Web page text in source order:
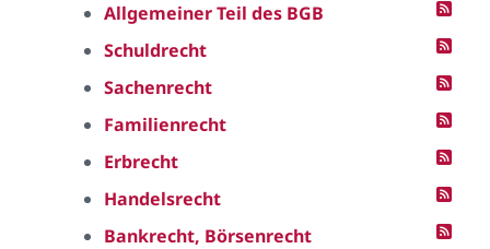
Allgemeiner Teil des BGB
Schuldrecht
Sachenrecht
Familienrecht
Erbrecht
Handelsrecht
Bankrecht, Börsenrecht